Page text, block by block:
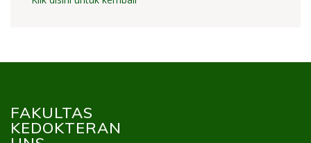
FAKULTAS
KEDOKTERAN